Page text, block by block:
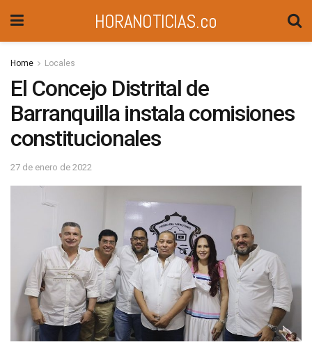
HORANOTICIAS.co
Home Locales
El Concejo Distrital de
Barranquilla instala comisiones
constitucionales
27 de enero de 2022